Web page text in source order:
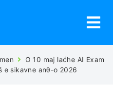
O 10 maj laćhe AI ​​Exam
e sikavne anθ-o 2026